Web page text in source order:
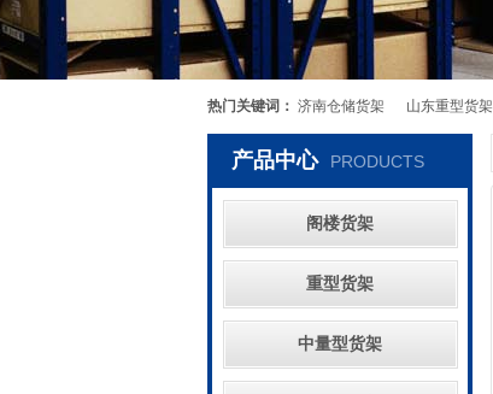
热门关键词： 济南仓储货架 山东重型货架
产品中心 PRODUCTS
阁楼货架
重型货架
中量型货架